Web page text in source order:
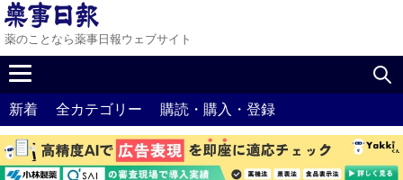
薬のことなら薬事日報ウェブサイト
新着 全カテゴリー 購読・購入・登録